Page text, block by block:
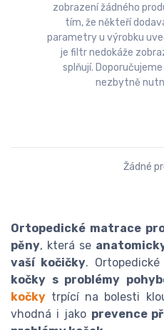
zobrazení žádného
tím, že někteří
parametry u výrobku
je filtr nedokáže
splňují.
nezbytně
Žádné
Ortopedické matrace
pěny, která se
vaší kočičky.
kočky s problémy
kočky trpící na bolesti
vhodná i jako prevence